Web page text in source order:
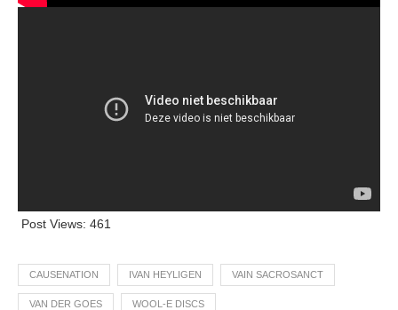
Post Views: 461
CAUSENATION IVAN HEYLIGEN VAIN SACROSANCT
VAN DER GOES WOOL-E DISCS